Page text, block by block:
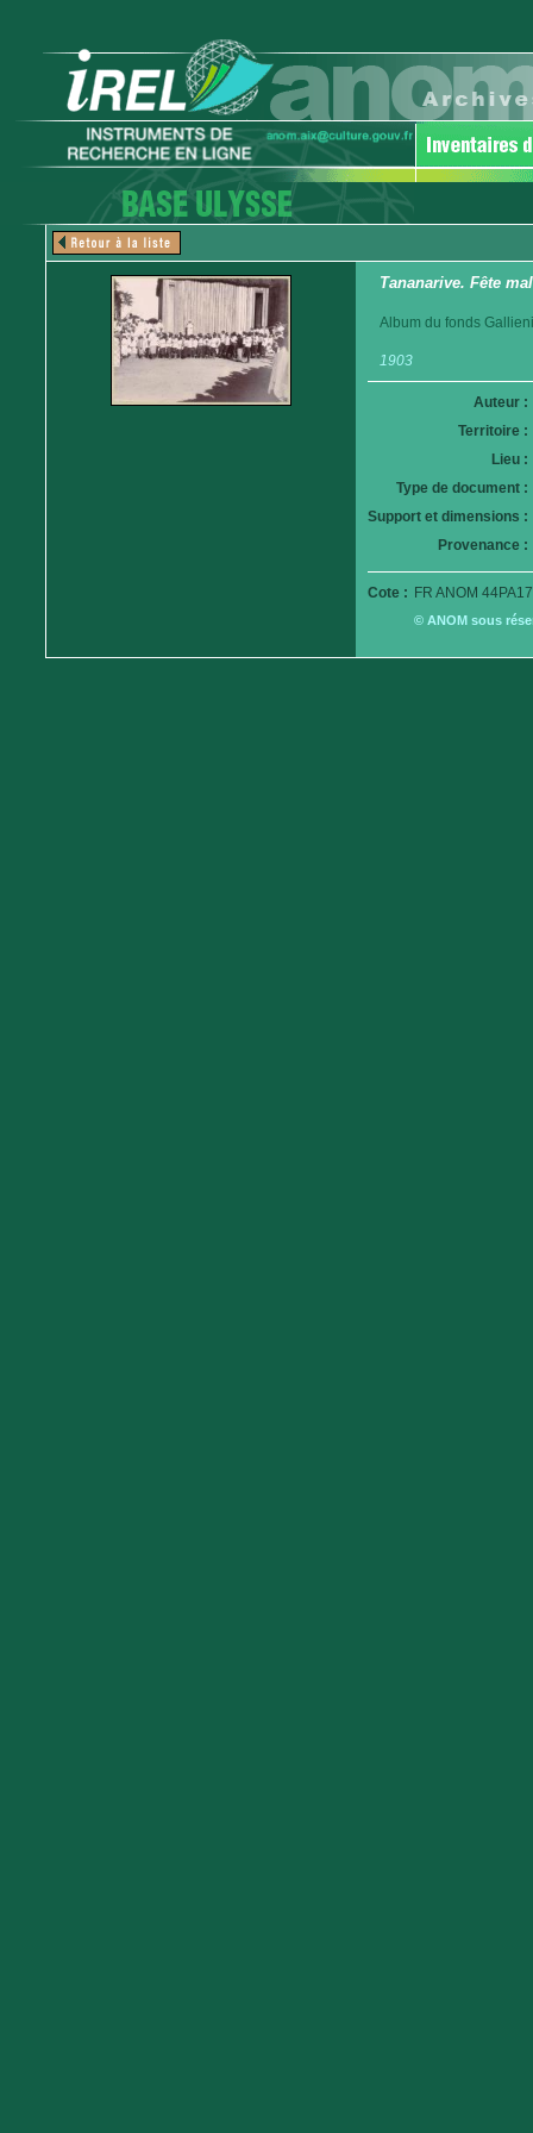
Tananarive. Fête
Album du fonds
1903
Auteur :
Territoire :
Lieu :
Type de document :
Support et dimensions :
Provenance :
Cote : FR ANOM
© ANOM sous